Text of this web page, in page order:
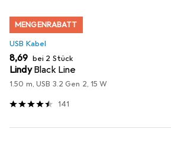
MENGENRABATT
USB Kabel
EUR
8,69 bei 2 Stück
Lindy Black Line
1.50 m, USB 3.2 Gen 2, 15 W
141